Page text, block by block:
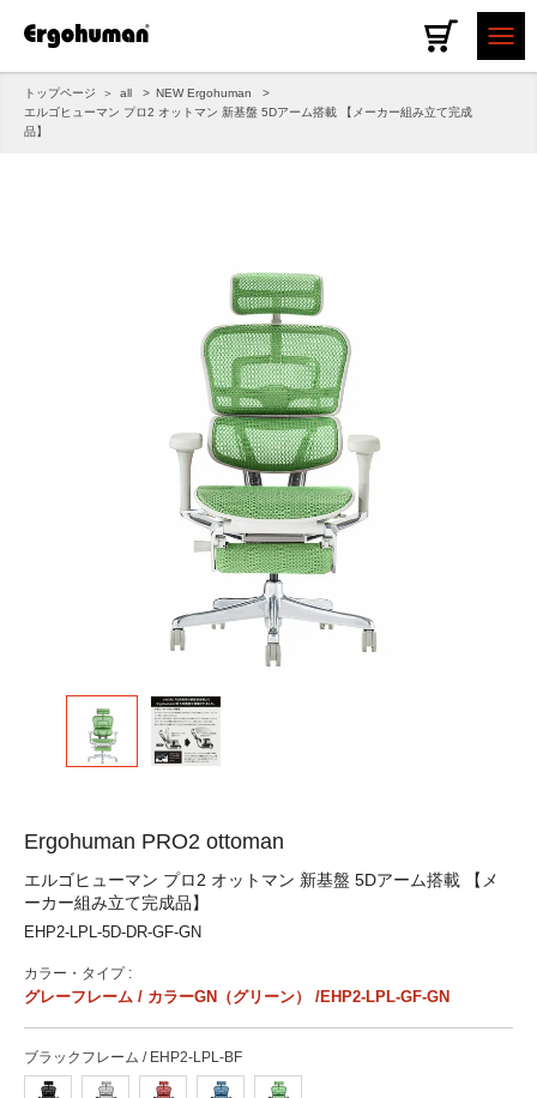
トップページ all
NEW Ergohuman
エルゴヒューマン プロ2 オットマン 新基盤 5Dアーム搭載 【メーカー組み立て完成
品】
Ergohuman PRO2 ottoman
エルゴヒューマン プロ2 オットマン 新基盤 5Dアーム搭載 【メ
ーカー組み立て完成品】
EHP2-LPL-5D-DR-GF-GN
カラー・タイプ :
グレーフレーム / カラーGN（グリーン） /EHP2-LPL-GF-GN
ブラックフレーム / EHP2-LPL-BF